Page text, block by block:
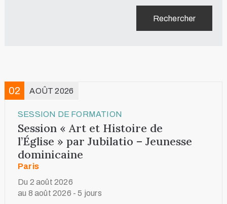
Rechercher
02 AOÛT 2026
SESSION DE FORMATION
Session « Art et Histoire de
l’Église » par Jubilatio – Jeunesse
dominicaine
Paris
Du 2 août 2026
au 8 août 2026 - 5 jours